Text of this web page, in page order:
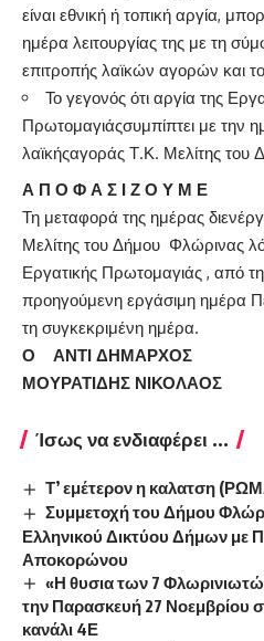
είναι εθνική ή τοπική αργία,
ημέρα λειτουργίας της με τη
επιτροπής λαϊκών αγορών και
Το γεγονός ότι αργία της
Πρωτομαγιάςσυμπίπτει με την
λαϊκήςαγοράς Τ.Κ. Μελίτης του
Α Π Ο Φ Α Σ Ι Ζ Ο Υ Μ Ε
Τη μεταφορά της ημέρας
Μελίτης του Δήμου Φλώρινας
Εργατικής Πρωτομαγιάς , από
προηγούμενη εργάσιμη ημέρα
τη συγκεκριμένη ημέρα.
Ο ΑΝΤΙ ΔΗΜΑΡΧΟΣ
ΜΟΥΡΑΤΙΔΗΣ ΝΙΚΟΛΑΟΣ
Ίσως να ενδιαφέρει ...
Τ’ εμέτερον η καλατση
Συμμετοχή του Δήμου
Ελληνικού Δικτύου Δήμων με
Αποκορώνου
«Η θυσια των 7
την Παρασκευή 27 Νοεμβρίου
κανάλι 4Ε